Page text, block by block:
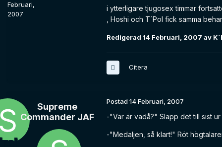
Februari,
2007
i ytterligare tjugosex timmar
, Hoshi och T´Pol fick samma
Redigerad 14 Februari, 2007 av
Citera
Supreme
Commander JAF
Postad14 Februari, 2007
-"Var är vadå?" Slapp det till sist ur
-"Medaljen, så klart!" Röt